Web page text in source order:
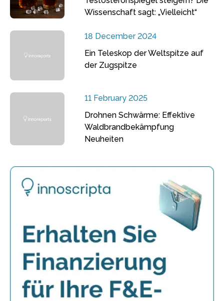
Wissenschaft sagt: „Vielleicht“
18 December 2024
Ein Teleskop der Weltspitze auf
der Zugspitze
11 February 2025
Drohnen Schwärme: Effektive
Waldbrandbekämpfung
Neuheiten